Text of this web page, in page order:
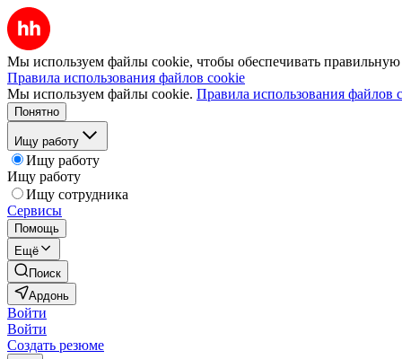
Мы используем файлы cookie, чтобы обеспечивать правильную
Правила использования файлов cookie
Мы используем файлы cookie. Правила использования файлов
Понятно
Ищу работу
Ищу работу
Ищу работу
Ищу сотрудника
Сервисы
Помощь
Ещё
Поиск
Ардонь
Войти
Войти
Создать резюме